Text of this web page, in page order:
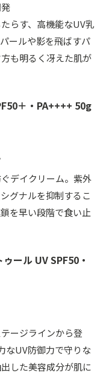
らす、高機能なUV乳
ールや影を飛ばすパ
も明るく冴えた肌が
＋・PA++++ 50g
デイクリーム。紫外
グナルを抑制するこ
を早い段階で食い止
ール UV SPF50・
ージラインから登
なUV防御力で守りな
した美容成分が肌に